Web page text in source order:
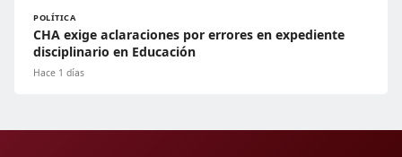
POLÍTICA
CHA exige aclaraciones por errores en expediente
disciplinario en Educación
Hace 1 días